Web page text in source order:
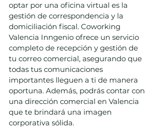
optar por una oficina virtual es la
gestión de correspondencia y la
domiciliación fiscal. Coworking
Valencia Inngenio ofrece un servicio
completo de recepción y gestión de
tu correo comercial, asegurando que
todas tus comunicaciones
importantes lleguen a ti de manera
oportuna. Además, podrás contar con
una dirección comercial en Valencia
que te brindará una imagen
corporativa sólida.